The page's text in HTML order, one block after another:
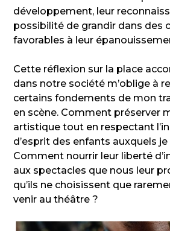
développement, leur
possibilité de grandir dans des
favorables à leur
Cette réflexion sur la place
dans notre société m’oblige à
certains fondements de mon
en scène. Comment préserver
artistique tout en respectant
d’esprit des enfants auxquels je
Comment nourrir leur liberté
aux spectacles que nous leur
qu’ils ne choisissent que
venir au théâtre ?